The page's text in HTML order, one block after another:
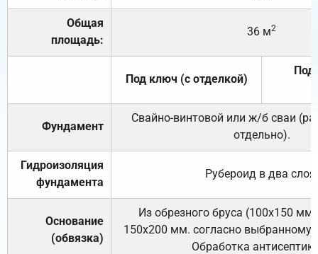
Общая
площадь:
36 м2
Под ключ (с отделкой)
Под
Фундамент
Свайно-винтовой или ж/б сваи
отдельно).
Гидроизоляция
фундамента
Рубероид в два слоя.
Основание
(обвязка)
Из обрезного бруса (100х150
150х200 мм. согласно выбранному
Обработка